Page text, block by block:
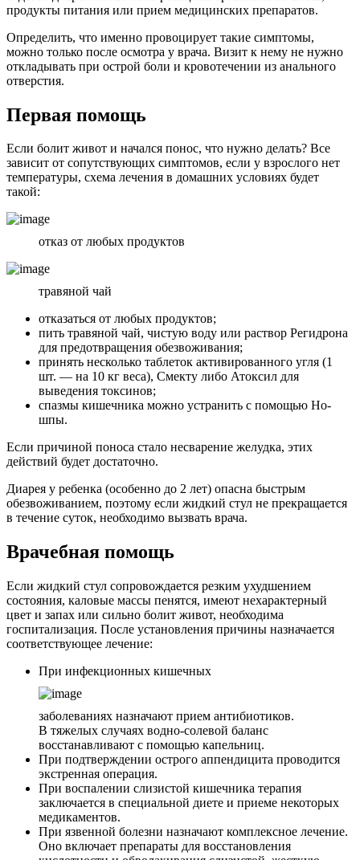
продукты питания или прием медицинских препаратов.
Определить, что именно провоцирует такие симптомы,
можно только после осмотра у врача. Визит к нему не нужно
откладывать при острой боли и кровотечении из анального
отверстия.
Первая помощь
Если болит живот и начался понос, что нужно делать? Все
зависит от сопутствующих симптомов, если у взрослого нет
температуры, схема лечения в домашних условиях будет
такой:
отказ от любых продуктов
травяной чай
отказаться от любых продуктов;
пить травяной чай, чистую воду или раствор Регидрона
для предотвращения обезвоживания;
принять несколько таблеток активированного угля (1
шт. — на 10 кг веса), Смекту либо Атоксил для
выведения токсинов;
спазмы кишечника можно устранить с помощью Но-
шпы.
Если причиной поноса стало несварение желудка, этих
действий будет достаточно.
Диарея у ребенка (особенно до 2 лет) опасна быстрым
обезвоживанием, поэтому если жидкий стул не прекращается
в течение суток, необходимо вызвать врача.
Врачебная помощь
Если жидкий стул сопровождается резким ухудшением
состояния, каловые массы пенятся, имеют нехарактерный
цвет и запах или сильно болит живот, необходима
госпитализация. После установления причины назначается
соответствующее лечение:
При инфекционных кишечных
заболеваниях назначают прием антибиотиков.
В тяжелых случаях водно-солевой баланс
восстанавливают с помощью капельниц.
При подтверждении острого аппендицита проводится
экстренная операция.
При воспалении слизистой кишечника терапия
заключается в специальной диете и приеме некоторых
медикаментов.
При язвенной болезни назначают комплексное лечение.
Оно включает препараты для восстановления